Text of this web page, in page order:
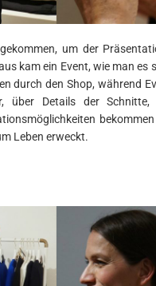
um der
kam ein Event, wie man es
durch den Shop, während
über Details der Schnitte,
Leben erweckt.